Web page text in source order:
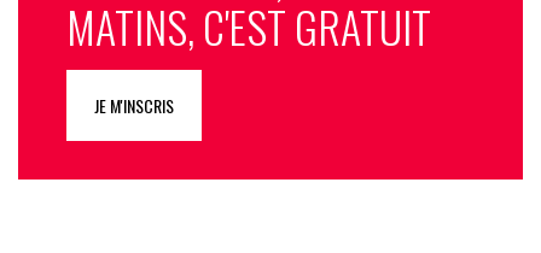
MATINS, C'EST GRATUIT
JE M'INSCRIS